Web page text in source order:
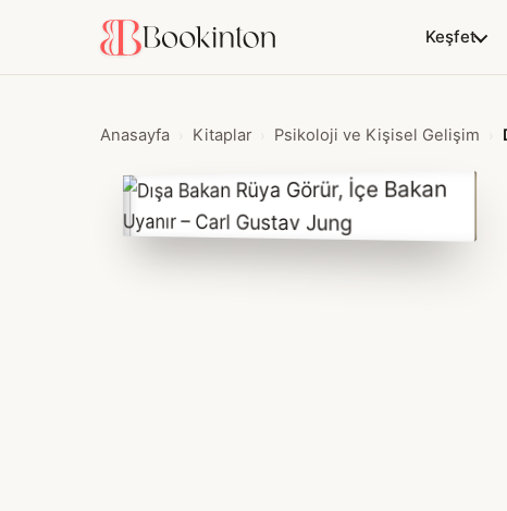
Keşfet
Anasayfa Kitaplar Psikoloji ve Kişisel Gelişim